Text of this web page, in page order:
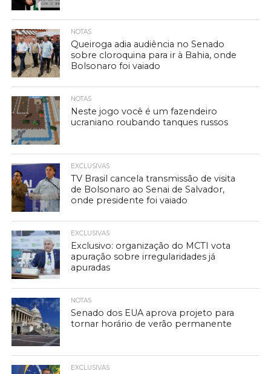
NOTAS
Queiroga adia audiência no Senado
sobre cloroquina para ir à Bahia, onde
Bolsonaro foi vaiado
NOTAS
Neste jogo você é um fazendeiro
ucraniano roubando tanques russos
EXCLUSIVAS
TV Brasil cancela transmissão de visita
de Bolsonaro ao Senai de Salvador,
onde presidente foi vaiado
EXCLUSIVAS
Exclusivo: organização do MCTI vota
apuração sobre irregularidades já
apuradas
NOTAS
Senado dos EUA aprova projeto para
tornar horário de verão permanente
EXCLUSIVAS